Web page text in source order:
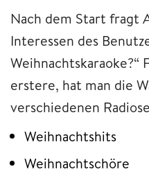
Nach dem Start fragt
Interessen des
Weihnachtskaraoke?“
erstere, hat man die
verschiedenen
Weihnachtshits
Weihnachtschöre